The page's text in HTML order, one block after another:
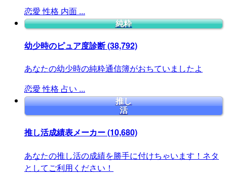
恋愛 性格 内面 ...
純粋
幼少時のピュア度診断(38,792)
あなたの幼少時の純粋通信簿がおちていましたよ
恋愛 性格 占い ...
推し
活
推し活成績表メーカー(10,680)
あなたの推し活の成績を勝手に付けちゃいます！ネタ
としてご利用ください！